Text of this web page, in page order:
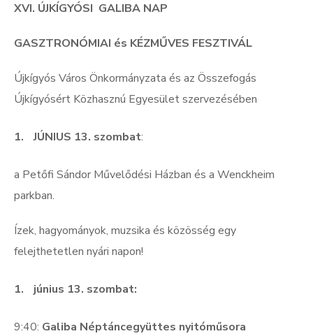
XVI. ÚJKÍGYÓSI GALIBA NAP
GASZTRONÓMIAI és KÉZMŰVES FESZTIVÁL
Újkígyós Város Önkormányzata és az Összefogás
Újkígyósért Közhasznú Egyesület szervezésében
JÚNIUS 13. szombat:
a Petőfi Sándor Művelődési Házban és a Wenckheim
parkban.
Ízek, hagyományok, muzsika és közösség egy
felejthetetlen nyári napon!
június 13. szombat:
9:40: Galiba Néptáncegyüttes nyitóműsora